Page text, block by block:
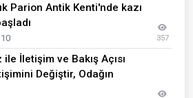
Parion Antik Kenti'nde kazı
357
İletişim ve Bakış Açısı
Değiştir, Odağın